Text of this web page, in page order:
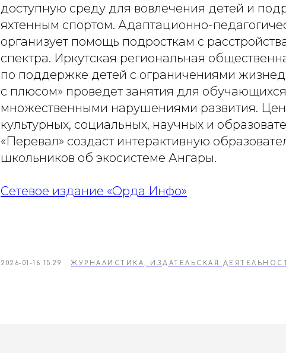
доступную среду для вовлечения детей и
яхтенным спортом. Адаптационно-
организует помощь подросткам с
спектра. Иркутская региональная
по поддержке детей с ограничениями
с плюсом» проведет занятия для
множественными нарушениями развития.
культурных, социальных, научных и
«Перевал» создаст интерактивную
школьников об экосистеме Ангары.
Сетевое издание «Орда Инфо»
2026-01-16 15:29 ЖУРНАЛИСТИКА, ИЗДАТЕЛЬСКАЯ